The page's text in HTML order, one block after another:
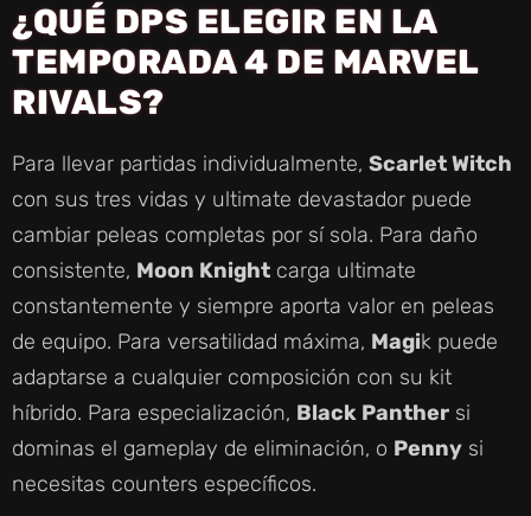
¿QUÉ DPS ELEGIR EN LA
TEMPORADA 4 DE MARVEL
RIVALS?
Para llevar partidas individualmente, Scarlet Witch
con sus tres vidas y ultimate devastador puede
cambiar peleas completas por sí sola. Para daño
consistente, Moon Knight carga ultimate
constantemente y siempre aporta valor en peleas
de equipo. Para versatilidad máxima, Magik puede
adaptarse a cualquier composición con su kit
híbrido. Para especialización, Black Panther si
dominas el gameplay de eliminación, o Penny si
necesitas counters específicos.